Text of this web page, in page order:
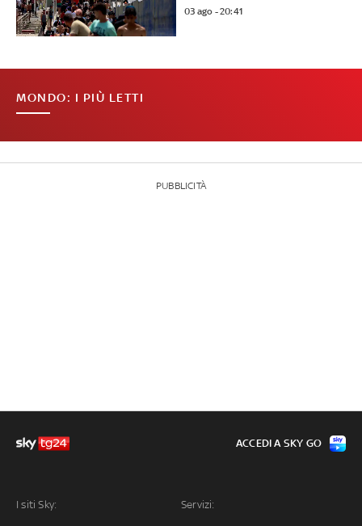
03 ago - 20:41
MONDO: I PIÙ LETTI
PUBBLICITÀ
I siti Sky: Servizi:
ACCEDI A SKY GO